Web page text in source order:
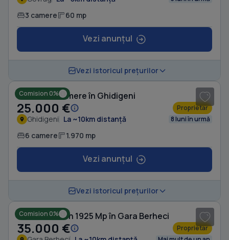
3 camere 60 mp
Vezi anunțul
Vezi istoricul prețurilor
Comision 0%
Casă cu 6 camere în Ghidigeni
25.000 € Proprietar
Ghidigeni La ~10km distanță 8 luni în urmă
6 camere 1.970 mp
Vezi anunțul
Vezi istoricul prețurilor
Comision 0%
Casă cu Teren 1925 Mp în Gara Berheci
35.000 € Proprietar